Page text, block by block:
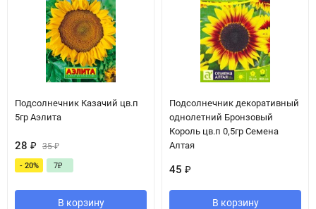
Подсолнечник Казачий цв.п
5гр Аэлита
28 ₽ 35₽
- 20% 7₽
В корзину
Подсолнечник декоративный
однолетний Бронзовый
Король цв.п 0,5гр Семена
Алтая
45 ₽
В корзину